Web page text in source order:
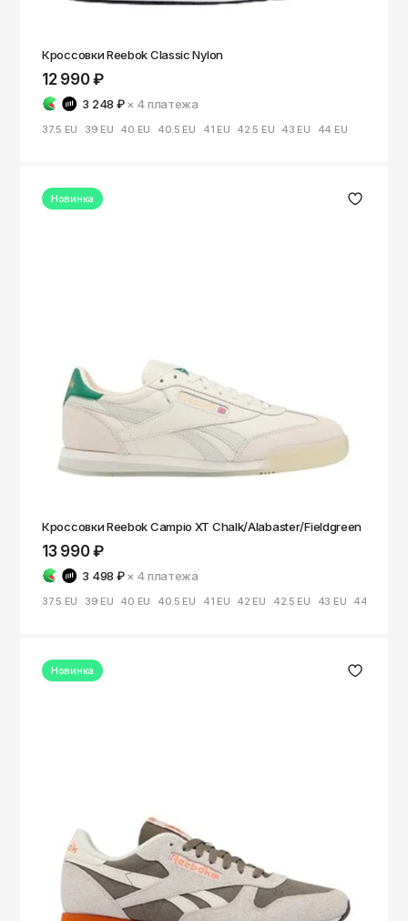
Кроссовки Reebok Classic Nylon
12 990 ₽
3 248 ₽ × 4платежа
37.5 EU 39 EU 40 EU 40.5 EU 41 EU 42.5 EU 43 EU 44 EU
Новинка
Кроссовки Reebok Campio XT Chalk/Alabaster/Fieldgreen
13 990 ₽
3 498 ₽ × 4платежа
37.5 EU 39 EU 40 EU 40.5 EU 41 EU 42 EU 42.5 EU 43 EU 44 EU
Новинка